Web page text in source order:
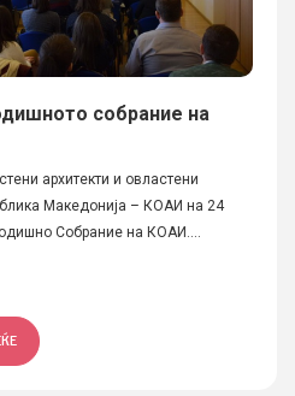
собрание на
архитекти и овластени
Македонија – КОАИ на 24
Собрaние на КОАИ....